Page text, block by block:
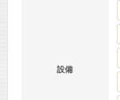
設備